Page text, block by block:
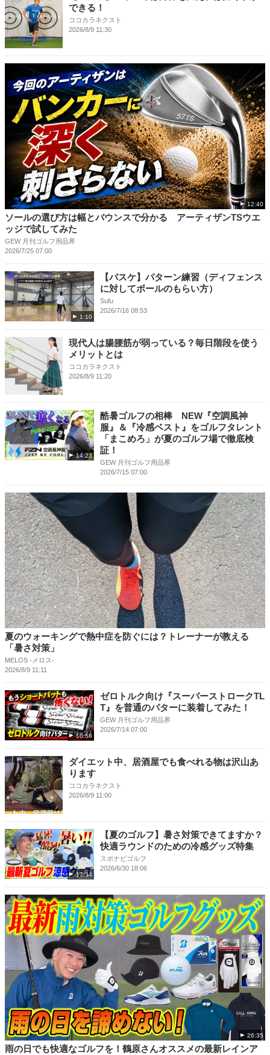
できる！
ココカラネクスト
2026/8/9 11:30
12:40
ソールの選び方は幅とバウンスで分かる アーティザンTSウエ
ッジで試してみた
GEW 月刊ゴルフ用品界
2026/7/25 07:00
1:10
【バスケ】パターン練習（ディフェンス
に対してボールのもらい方）
Sufu
2026/7/16 08:53
現代人は腸腰筋が弱っている？毎日階段を使う
メリットとは
ココカラネクスト
2026/8/9 11:20
14:23
酷暑ゴルフの相棒 NEW『空調風神
服』＆『冷感ベスト』をゴルフタレント
「まこめろ」が夏のゴルフ場で徹底検
証！
GEW 月刊ゴルフ用品界
2026/7/15 07:00
夏のウォーキングで熱中症を防ぐには？トレーナーが教える
「暑さ対策」
MELOS -メロス-
2026/8/9 11:11
10:58
ゼロトルク向け『スーパーストロークTL
T』を普通のパターに装着してみた！
GEW 月刊ゴルフ用品界
2026/7/14 07:00
ダイエット中、居酒屋でも食べれる物は沢山あ
ります
ココカラネクスト
2026/8/9 11:00
17:34
【夏のゴルフ】暑さ対策できてますか？
快適ラウンドのための冷感グッズ特集
スポナビゴルフ
2026/6/30 18:06
26:35
雨の日でも快適なゴルフを！鶴原さんオススメの最新レインア